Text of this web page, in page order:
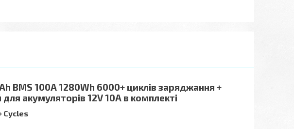
BMS 100A 1280Wh 6000+ циклів заряджання +
акумуляторів 12V 10A в комплекті
Cycles